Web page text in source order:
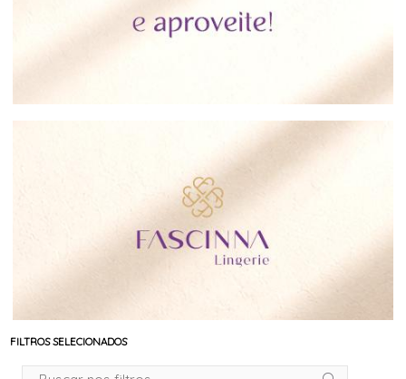
FILTROS SELECIONADOS